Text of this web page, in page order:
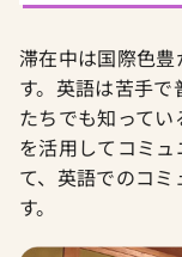
滞在中は国際色
す。英語は苦手
たちでも知って
を活用してコミ
て、英語でのコ
す。